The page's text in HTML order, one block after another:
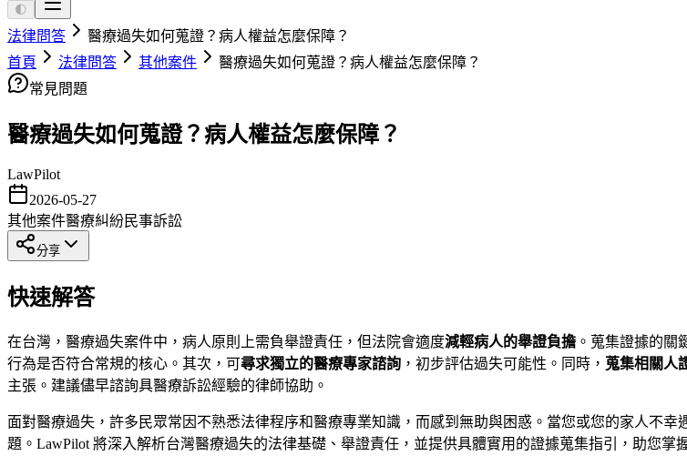
🌓
法律問答
醫療過失如何蒐證？病人權益怎麼保障？
首頁
法律問答 其他案件
醫療過失如何蒐證？病人權益怎麼保障？
常見問題
醫療過失如何蒐證？病人權益怎麼保障？
LawPilot
2026-05-27
其他案件醫療糾紛民事訴訟
分享
快速解答
在台灣，醫療過失案件中，病人原則上需負舉證責任，但法院會適度減輕病人的舉證負擔 。蒐集證據的關
行為是否符合常規的核心。其次，可尋求獨立的醫療專家諮詢 ，初步評估過失可能性。同時， 蒐集相關人
主張。建議儘早諮詢具醫療訴訟經驗的律師協助。
面對醫療過失，許多民眾常因不熟悉法律程序和醫療專業知識，而感到無助與困惑。當您或您的家人不
題。LawPilot 將深入解析台灣醫療過失的法律基礎、舉證責任，並提供具體實用的證據蒐集指引，助您掌